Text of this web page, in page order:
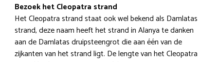
Bezoek het Cleopatra strand
Het Cleopatra strand staat ook wel bekend als Damlatas
strand, deze naam heeft het strand in Alanya te danken
aan de Damlatas druipsteengrot die aan één van de
zijkanten van het strand ligt. De lengte van het Cleopatra